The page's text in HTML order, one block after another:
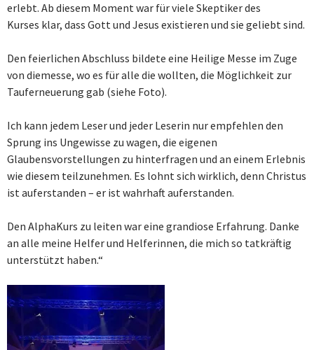
erlebt. Ab diesem Moment war für viele Skeptiker des
Kurses klar, dass Gott und Jesus existieren und sie geliebt sind.
Den feierlichen Abschluss bildete eine Heilige Messe im Zuge
von diemesse, wo es für alle die wollten, die Möglichkeit zur
Tauferneuerung gab (siehe Foto).
Ich kann jedem Leser und jeder Leserin nur empfehlen den
Sprung ins Ungewisse zu wagen, die eigenen
Glaubensvorstellungen zu hinterfragen und an einem Erlebnis
wie diesem teilzunehmen. Es lohnt sich wirklich, denn Christus
ist auferstanden – er ist wahrhaft auferstanden.
Den AlphaKurs zu leiten war eine grandiose Erfahrung. Danke
an alle meine Helfer und Helferinnen, die mich so tatkräftig
unterstützt haben.“